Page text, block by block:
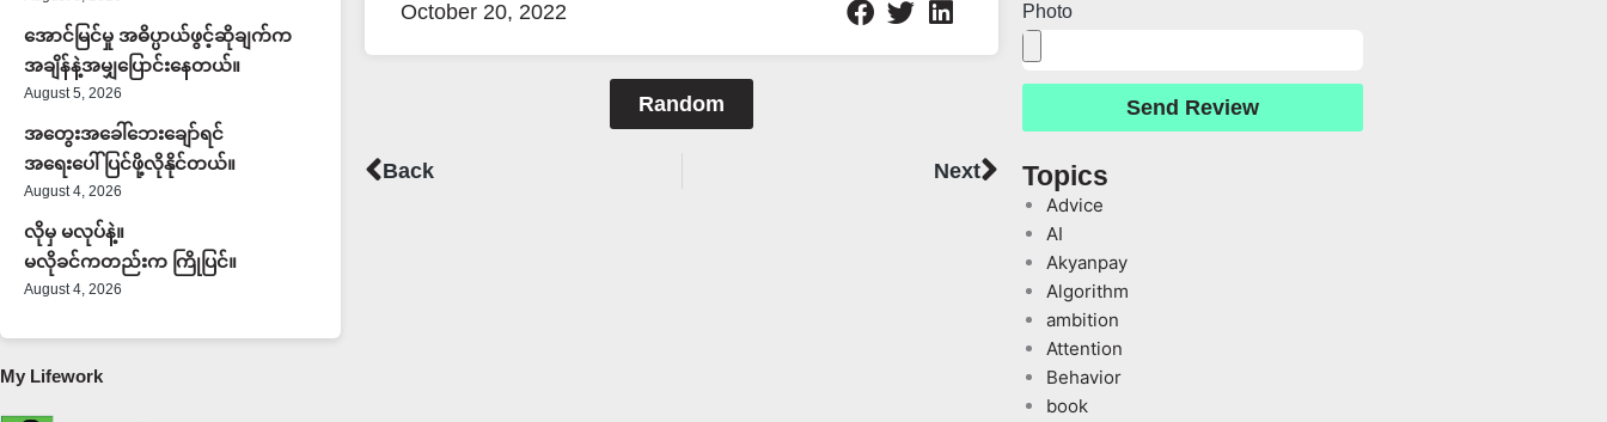
အောင်မြင်မှု အဓိပ္ပာယ်ဖွင့်ဆိုချက်က
အချိန်နဲ့အမျှပြောင်းနေတယ်။
August 5, 2026
အတွေးအခေါ်ဘေးချော်ရင်
အရေးပေါ်ပြင်ဖို့လိုနိုင်တယ်။
August 4, 2026
လိုမှ မလုပ်နဲ့။
မလိုခင်ကတည်းက ကြိုပြင်။
August 4, 2026
My Lifework
October 20, 2022
Random
Prev
Back NextNext
Photo
Send Review
Topics
Advice
AI
Akyanpay
Algorithm
ambition
Attention
Behavior
book